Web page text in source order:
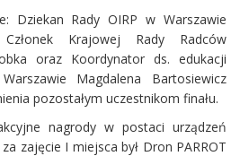
Dziekan Rady OIRP w Warszawie
Członek Krajowej Rady Radców
oraz Koordynator ds. edukacji
Magdalena Bartosiewicz
pozostałym uczestnikom finału.
nagrody w postaci urządzeń
zajęcie I miejsca był Dron PARROT